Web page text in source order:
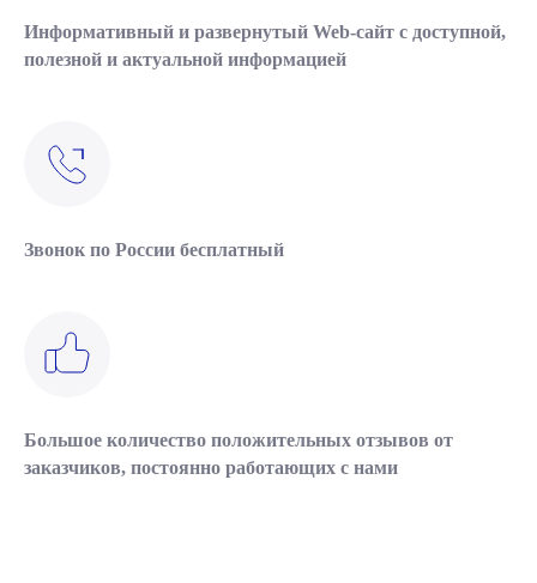
Информативный и развернутый Web-сайт с доступной,
полезной и актуальной информацией
Звонок по России бесплатный
Большое количество положительных отзывов от
заказчиков, постоянно работающих с нами